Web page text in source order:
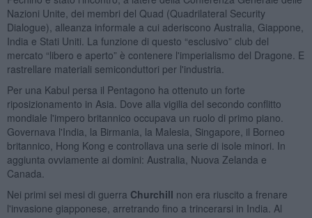
Nazioni Unite, dei membri del Quad (Quadrilateral Security
Dialogue), alleanza informale a cui aderiscono Australia, Giappone,
India e Stati Uniti. La funzione di questo “esclusivo” club del
mercato “libero e aperto” è contenere l'imperialismo del Dragone. E
rastrellare materiali semiconduttori per l'industria.
Per una Kabul persa il Pentagono ha ottenuto un forte
riposizionamento in Asia. Dove alla vigilia del secondo conflitto
mondiale l'impero britannico occupava un ruolo di primo piano.
Governava l'India, la Birmania, la Malesia, Singapore, il Borneo
britannico, Hong Kong e controllava una serie di isole minori. In
aggiunta ovviamente ai domini: Australia, Nuova Zelanda e
Canada.
Nei primi sei mesi di guerra Churchill non era riuscito a frenare
l'invasione giapponese, arretrando fino a trincerarsi in India. Al